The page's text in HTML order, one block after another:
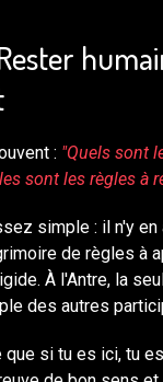
: "Quels sont
sont les règles à
simple : il n'y
de règles à
À l'Antre, la
des autres
que si tu es ici, tu